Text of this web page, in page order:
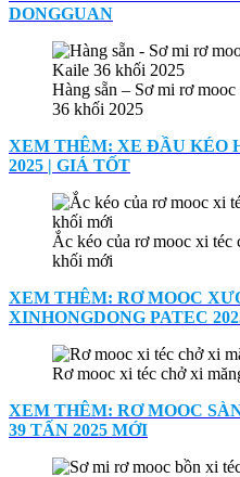
DONGGUAN
Hàng sẵn – Sơ mi rơ
36 khối 2025
XEM THÊM: XE ĐẦU KÉO
2025 | GIÁ TỐT
Ắc kéo của rơ mooc xi
khối mới
XEM THÊM: RƠ MOOC
XINHONGDONG PATEC
Rơ mooc xi téc chở xi
XEM THÊM: RƠ MOOC
39 TẤN 2025 MỚI